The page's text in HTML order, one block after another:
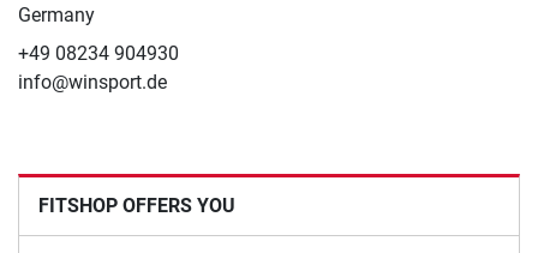
Germany
+49 08234 904930
info@winsport.de
FITSHOP OFFERS YOU